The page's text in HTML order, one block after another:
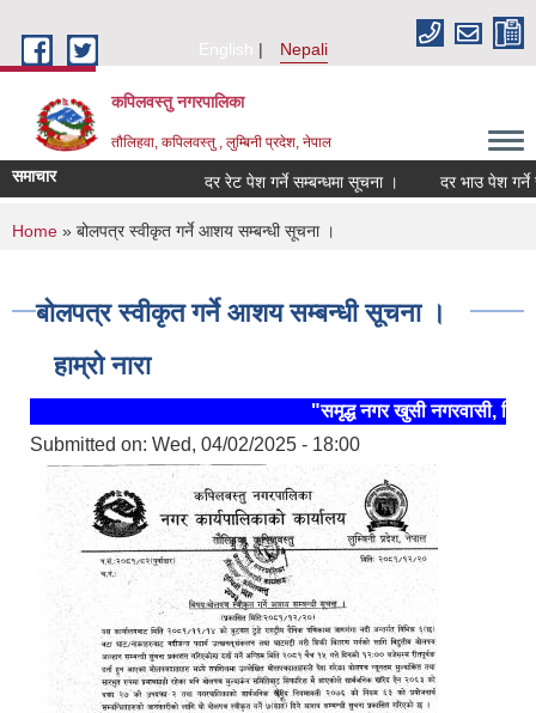
English
Nepali
कपिलवस्तु नगरपालिका
तौलिहवा, कपिलवस्तु , लुम्बिनी प्रदेश, नेपाल
समाचार दर रेट पेश गर्ने सम्बन्धमा सूचना । दर भाउ पेश गर्ने
You are here
Home » बोलपत्र स्वीकृत गर्ने आशय सम्बन्धी सूचना ।
बोलपत्र स्वीकृत गर्ने आशय सम्बन्धी सूचना ।
हाम्रो नारा
"समृद्ध नगर खुसी नगरवासी, स्थिर
Submitted on: Wed, 04/02/2025 - 18:00